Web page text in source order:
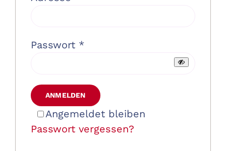
Passwort *Erforderlich
Angemeldet bleiben
ANMELDEN
Passwort vergessen?